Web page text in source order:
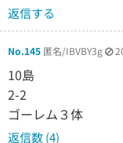
返信する
No.145 匿名/IBVBY3g
10島
2-2
ゴーレム３体
返信数 (4)